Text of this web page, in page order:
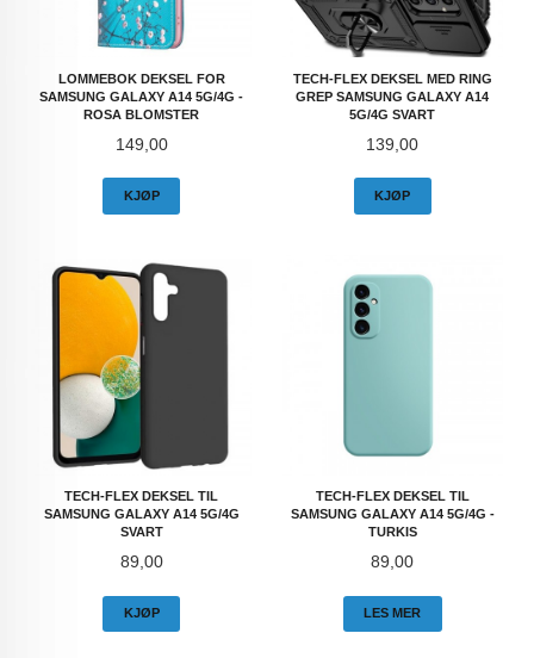
LOMMEBOK DEKSEL FOR
SAMSUNG GALAXY A14 5G/4G -
ROSA BLOMSTER
Pris
149,00
KJØP
TECH-FLEX DEKSEL MED RING
GREP SAMSUNG GALAXY A14
5G/4G SVART
Pris
139,00
KJØP
TECH-FLEX DEKSEL TIL
SAMSUNG GALAXY A14 5G/4G
SVART
Pris
89,00
KJØP
TECH-FLEX DEKSEL TIL
SAMSUNG GALAXY A14 5G/4G -
TURKIS
Pris
89,00
LES MER